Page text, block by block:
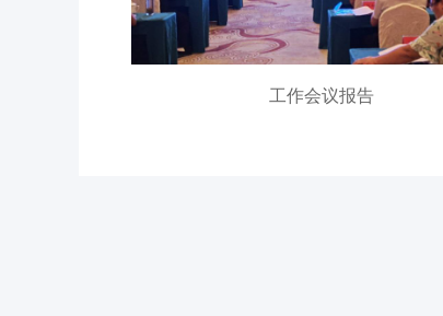
食安防范
溯源追溯
工作会议报告